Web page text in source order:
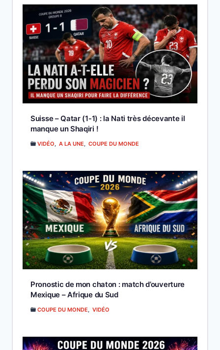
Suisse – Qatar (1-1) : la Nati très décevante il
manque un Shaqiri !
VIDÉO A LA UNE COUPE DU MONDE
Pronostic de mon chaton : match d’ouverture
Mexique – Afrique du Sud
COUPE DU MONDE, VIDÉO